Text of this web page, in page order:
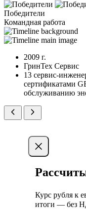
Победители
Командная работа
2009 г.
ГринТех Сервис
13 сервис-
сертификатами
обслуживанию
Курс рубля к
итоги — без